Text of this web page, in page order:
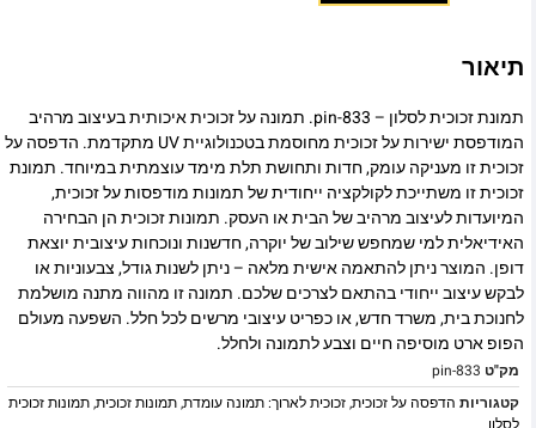
תיאור
תמונת זכוכית לסלון – pin-833. תמונה על זכוכית איכותית בעיצוב מרהיב
המודפסת ישירות על זכוכית מחוסמת בטכנולוגיית UV מתקדמת. הדפסה על
זכוכית זו מעניקה עומק, חדות ותחושת תלת מימד עוצמתית במיוחד. תמונת
זכוכית זו משתייכת לקולקציה ייחודית של תמונות מודפסות על זכוכית,
המיועדות לעיצוב מרהיב של הבית או העסק. תמונות זכוכית הן הבחירה
האידיאלית למי שמחפש שילוב של יוקרה, חדשנות ונוכחות עיצובית יוצאת
דופן. המוצר ניתן להתאמה אישית מלאה – ניתן לשנות גודל, צבעוניות או
לבקש עיצוב ייחודי בהתאם לצרכים שלכם. תמונה זו מהווה מתנה מושלמת
לחנוכת בית, משרד חדש, או כפריט עיצובי מרשים לכל חלל. השפעה מעולם
הפופ ארט מוסיפה חיים וצבע לתמונה ולחלל.
מק"ט pin-833
קטגוריות הדפסה על זכוכית,זכוכית לארוך: תמונה עומדת,תמונות זכוכית,תמונות זכוכית